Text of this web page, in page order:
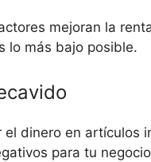
mejoran la
lo más bajo posible.
el dinero en artículos
para tu